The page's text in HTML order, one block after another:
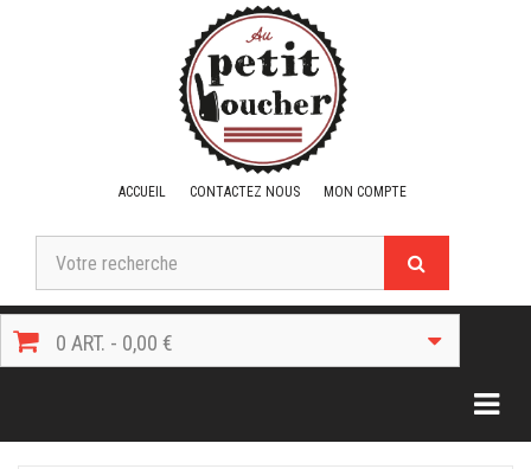
ACCUEIL CONTACTEZ NOUS MON COMPTE
0 ART. - 0,00 €